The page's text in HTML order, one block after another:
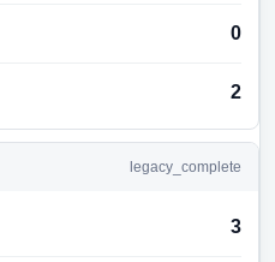
0
2
legacy_complete
3